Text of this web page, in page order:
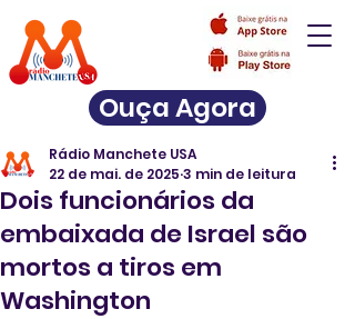
Ouça Agora
Dois funcionários da
embaixada de Israel são
mortos a tiros em
Washington
Rádio Manchete USA
22 de mai. de 2025 3 min de leitura